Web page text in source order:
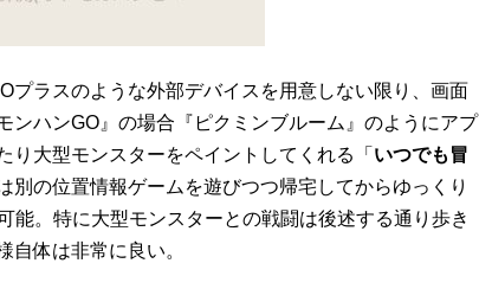
プラスのような外部デバイスを用意しない限り、画面
ンハンGO』の場合『ピクミンブルーム』のようにアプ
り大型モンスターをペイントしてくれる「 いつでも冒
別の位置情報ゲームを遊びつつ帰宅してからゆっくり
能。特に大型モンスターとの戦闘は後述する通り歩き
自体は非常に良い。